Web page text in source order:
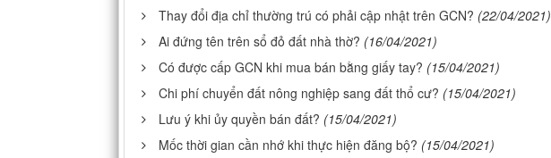
Thay đổi địa chỉ thường trú có phải cập nhật trên GCN? (22/04/2021)
Ai đứng tên trên sổ đỏ đất nhà thờ? (16/04/2021)
Có được cấp GCN khi mua bán bằng giấy tay? (15/04/2021)
Chi phí chuyển đất nông nghiệp sang đất thổ cư? (15/04/2021)
Lưu ý khi ủy quyền bán đất? (15/04/2021)
Mốc thời gian cần nhớ khi thực hiện đăng bộ? (15/04/2021)